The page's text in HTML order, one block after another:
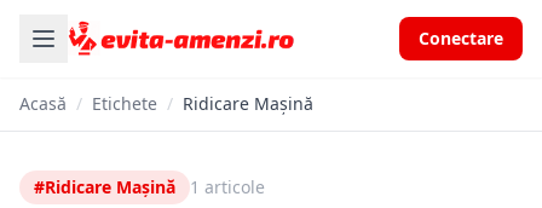
Conectare
Acasă / Etichete / Ridicare Mașină
#Ridicare Mașină 1 articole